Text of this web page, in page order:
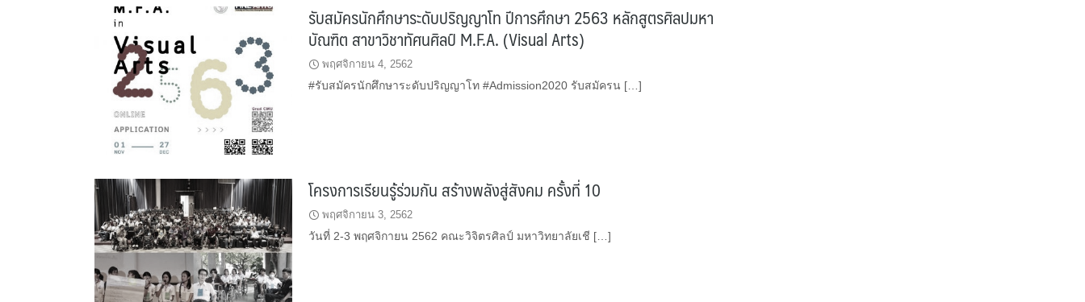
รับสมัครนักศึกษาระดับปริญญาโท ปีการศึกษา 2563 หลักสูตรศิลปมหา
บัณฑิต สาขาวิชาทัศนศิลป์ M.F.A. (Visual Arts)
พฤศจิกายน 4, 2562
#รับสมัครนักศึกษาระดับปริญญาโท #Admission2020 รับสมัครน […]
โครงการเรียนรู้ร่วมกัน สร้างพลังสู่สังคม ครั้งที่ 10
พฤศจิกายน 3, 2562
วันที่ 2-3 พฤศจิกายน 2562 คณะวิจิตรศิลป์ มหาวิทยาลัยเชี […]